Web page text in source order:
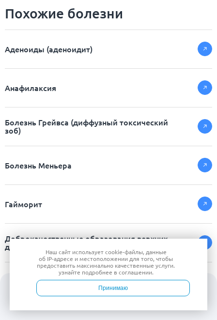
Похожие болезни
Аденоиды (аденоидит)
Анафилаксия
Болезнь Грейвса (диффузный токсический
зоб)
Болезнь Меньера
Гайморит
Доброкачественные образования верхних
дыхательных органов
Зигоматицит
Наш сайт используетcookie-файлы, данные
об IP-адресе и местоположении для того, чтобы
предоставить максимально качественные услуги.
узнайте подробнее в соглашении.
Принимаю